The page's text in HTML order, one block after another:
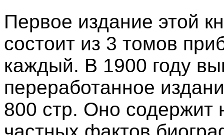
Первое издание этой
состоит из 3 томов
каждый. В 1900 году
переработанное
800 стр. Оно содержит